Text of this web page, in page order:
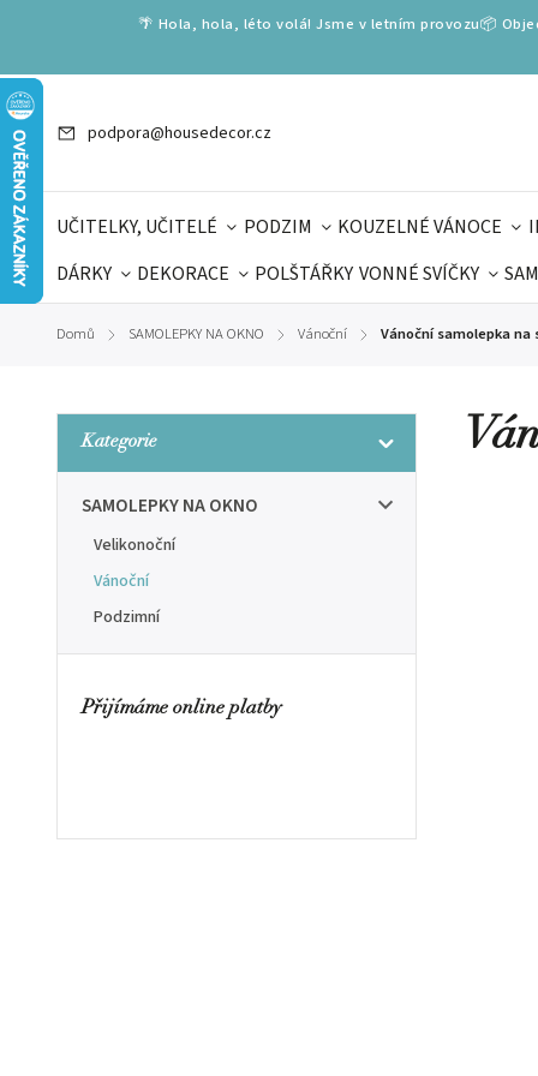
🌴 Hola, hola, léto volá! Jsme v letním provozu📦
podpora@housedecor.cz
UČITELKY, UČITELÉ PODZIM KOUZELNÉ VÁNOCE
DÁRKY
DEKORACE POLŠTÁŘKY VONNÉ SVÍČKY
Domů / SAMOLEPKY NA OKNO / Vánoční / Vánoční samolepka na
Kategorie
SAMOLEPKY NA OKNO
Velikonoční
Vánoční
Podzimní
Přijímáme online platby